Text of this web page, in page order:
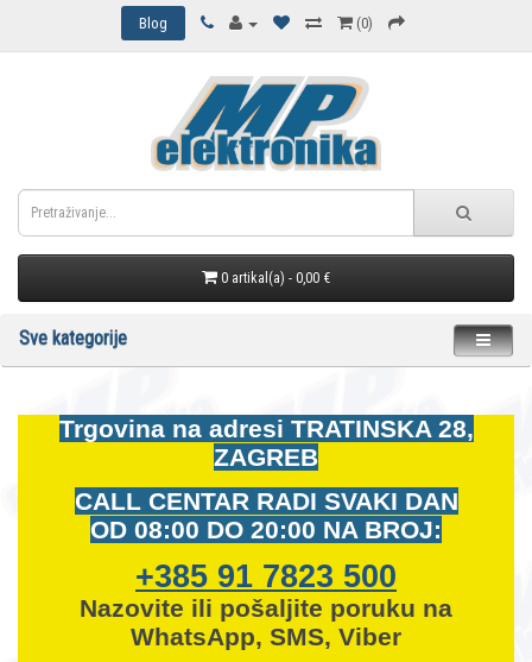
Blog (0)
0 artikal(a) - 0,00 €
Sve kategorije
Trgovina na adresi TRATINSKA 28,
ZAGREB
CALL CENTAR RADI SVAKI DAN
OD 08:00 DO 20:00 NA BROJ:
+385 91 7823 500
Nazovite ili pošaljite poruku na
WhatsApp, SMS, Viber